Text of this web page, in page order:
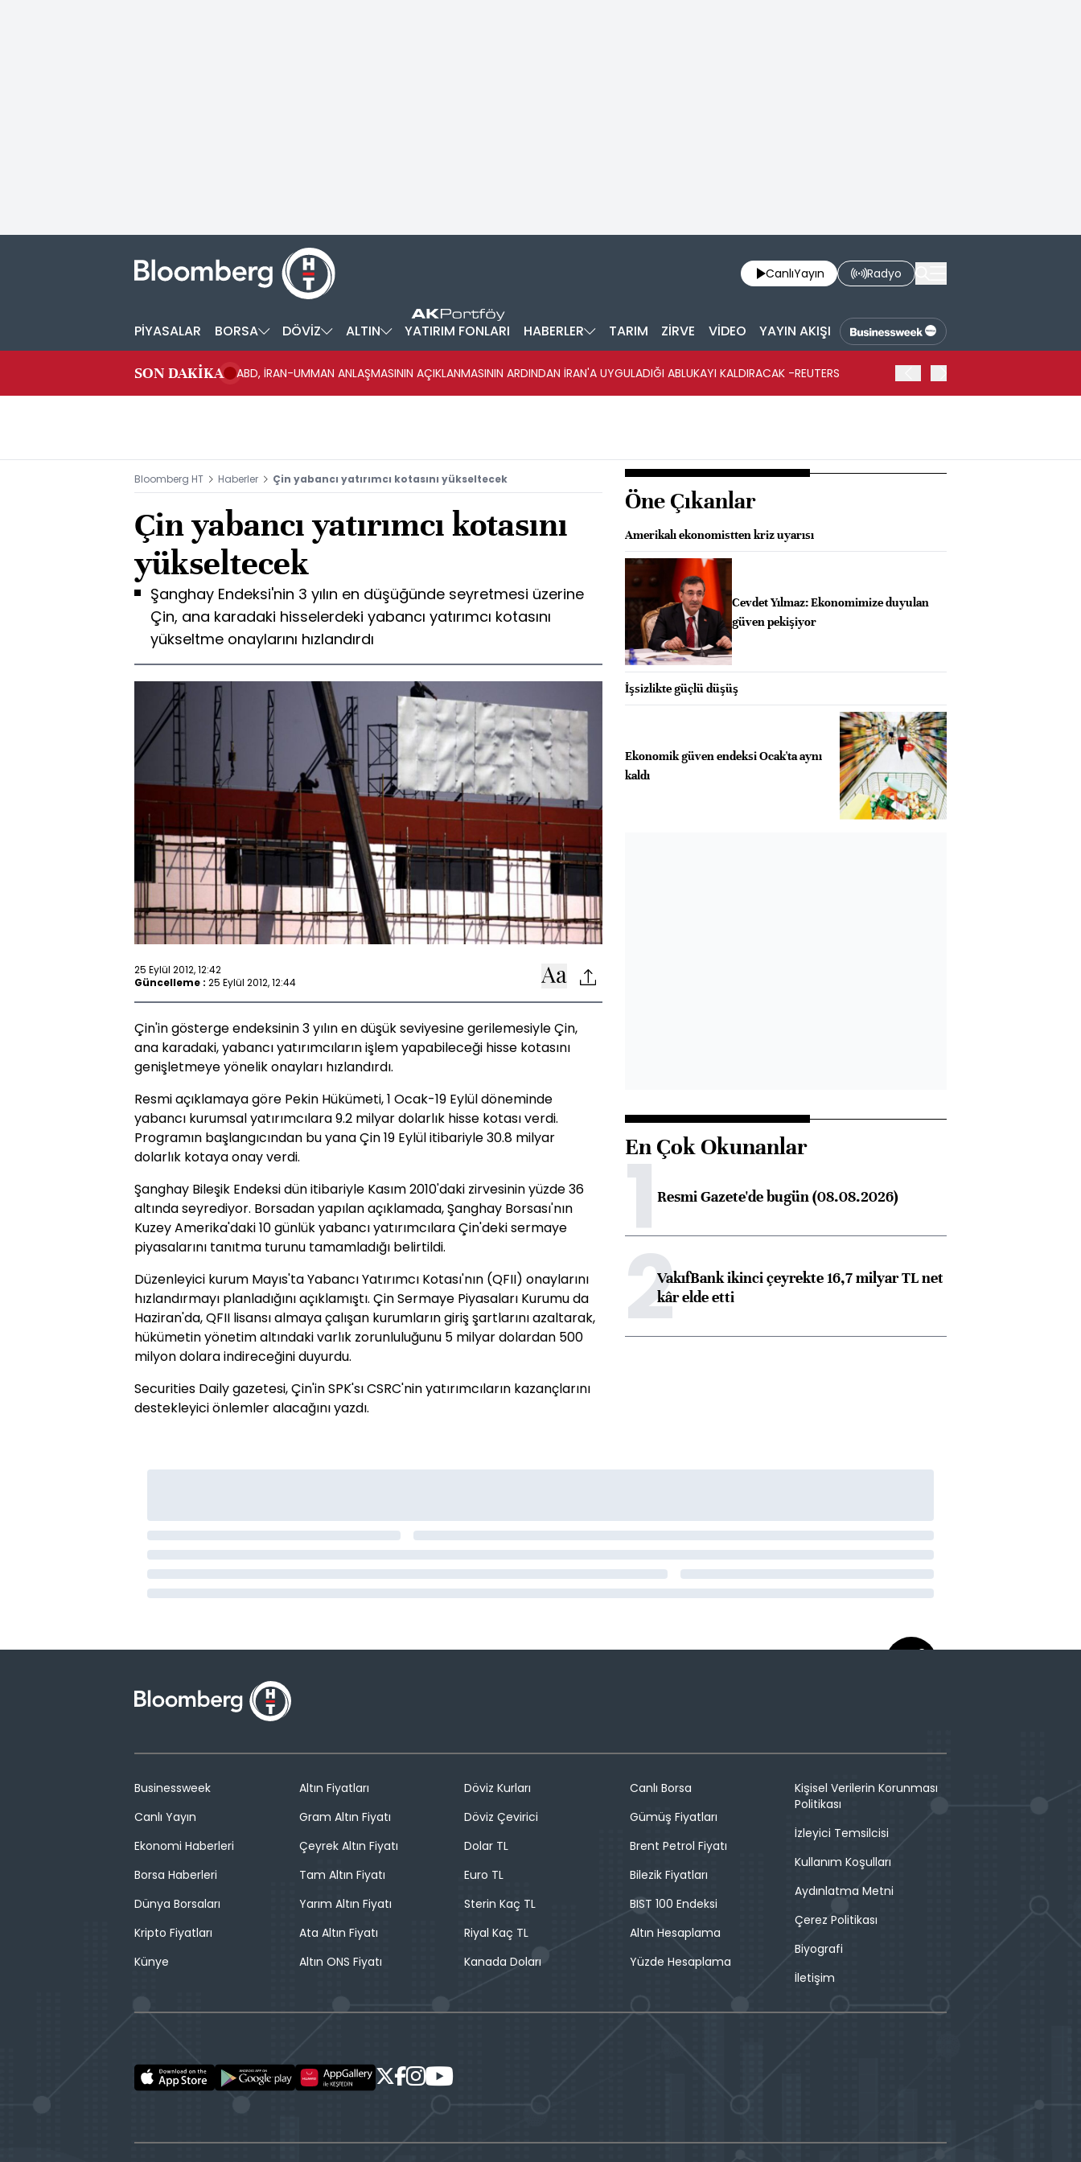
CanlıYayın Radyo
PİYASALAR BORSA DÖVİZ ALTIN YATIRIM FONLARI HABERLER TARIM ZİRVE VİDEO YAYIN AKIŞI
SON DAKİKA ABD, İRAN-UMMAN ANLAŞMASININ AÇIKLANMASININ ARDINDAN İRAN'A UYGULADIĞI ABLUKAYI KALDIRACAK -REUTERS
Bloomberg HT Haberler Çin yabancı yatırımcı kotasını yükseltecek
Çin yabancı yatırımcı kotasını
yükseltecek
Şanghay Endeksi'nin 3 yılın en düşüğünde seyretmesi üzerine
Çin, ana karadaki hisselerdeki yabancı yatırımcı kotasını
yükseltme onaylarını hızlandırdı
25 Eylül 2012, 12:42
Güncelleme : 25 Eylül 2012, 12:44
Çin'in gösterge endeksinin 3 yılın en düşük seviyesine gerilemesiyle Çin,
ana karadaki, yabancı yatırımcıların işlem yapabileceği hisse kotasını
genişletmeye yönelik onayları hızlandırdı.
Resmi açıklamaya göre Pekin Hükümeti, 1 Ocak-19 Eylül döneminde
yabancı kurumsal yatırımcılara 9.2 milyar dolarlık hisse kotası verdi.
Programın başlangıcından bu yana Çin 19 Eylül itibariyle 30.8 milyar
dolarlık kotaya onay verdi.
Şanghay Bileşik Endeksi dün itibariyle Kasım 2010'daki zirvesinin yüzde 36
altında seyrediyor. Borsadan yapılan açıklamada, Şanghay Borsası'nın
Kuzey Amerika'daki 10 günlük yabancı yatırımcılara Çin'deki sermaye
piyasalarını tanıtma turunu tamamladığı belirtildi.
Düzenleyici kurum Mayıs'ta Yabancı Yatırımcı Kotası'nın (QFII) onaylarını
hızlandırmayı planladığını açıklamıştı. Çin Sermaye Piyasaları Kurumu da
Haziran'da, QFII lisansı almaya çalışan kurumların giriş şartlarını azaltarak,
hükümetin yönetim altındaki varlık zorunluluğunu 5 milyar dolardan 500
milyon dolara indireceğini duyurdu.
Securities Daily gazetesi, Çin'in SPK'sı CSRC'nin yatırımcıların kazançlarını
destekleyici önlemler alacağını yazdı.
Öne Çıkanlar
Amerikalı ekonomistten kriz uyarısı
Cevdet Yılmaz: Ekonomimize duyulan
güven pekişiyor
İşsizlikte güçlü düşüş
Ekonomik güven endeksi Ocak'ta aynı
kaldı
En Çok Okunanlar
1Resmi Gazete'de bugün (08.08.2026)
2VakıfBank ikinci çeyrekte 16,7 milyar TL net
kâr elde etti
Businessweek
Canlı Yayın
Ekonomi Haberleri
Borsa Haberleri
Dünya Borsaları
Kripto Fiyatları
Künye
Altın Fiyatları
Gram Altın Fiyatı
Çeyrek Altın Fiyatı
Tam Altın Fiyatı
Yarım Altın Fiyatı
Ata Altın Fiyatı
Altın ONS Fiyatı
Döviz Kurları
Döviz Çevirici
Dolar TL
Euro TL
Sterin Kaç TL
Riyal Kaç TL
Kanada Doları
Canlı Borsa
Gümüş Fiyatları
Brent Petrol Fiyatı
Bilezik Fiyatları
BIST 100 Endeksi
Altın Hesaplama
Yüzde Hesaplama
Kişisel Verilerin Korunması
Politikası
İzleyici Temsilcisi
Kullanım Koşulları
Aydınlatma Metni
Çerez Politikası
Biyografi
İletişim